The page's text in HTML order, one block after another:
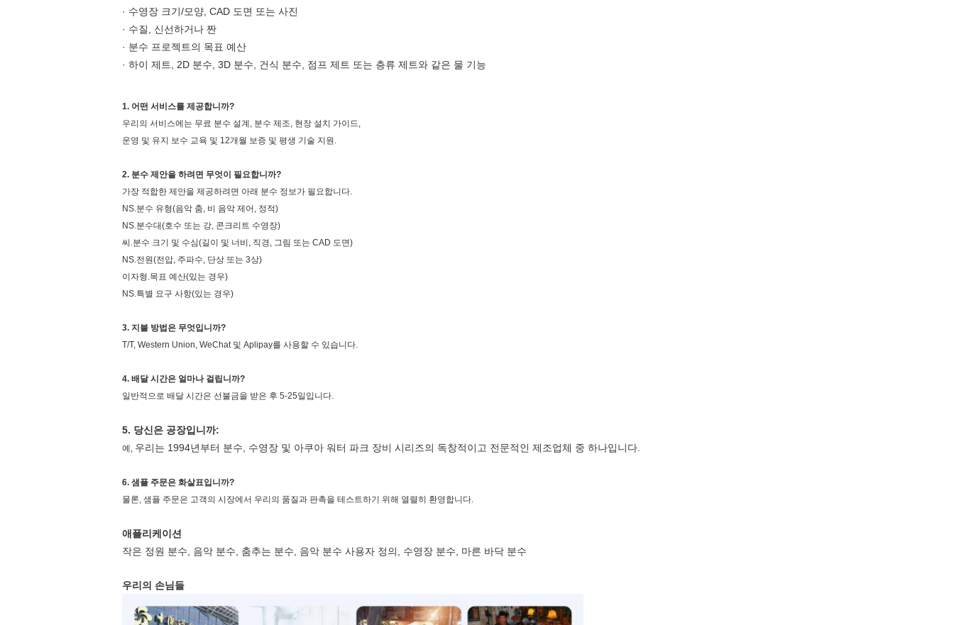
· 수영장 크기/모양, CAD 도면 또는 사진
· 수질, 신선하거나 짠
· 분수 프로젝트의 목표 예산
· 하이 제트, 2D 분수, 3D 분수, 건식 분수, 점프 제트 또는 층류 제트와 같은 물 기능
1. 어떤 서비스를 제공합니까?
우리의 서비스에는 무료 분수 설계, 분수 제조, 현장 설치 가이드,
운영 및 유지 보수 교육 및 12개월 보증 및 평생 기술 지원.
2. 분수 제안을 하려면 무엇이 필요합니까?
가장 적합한 제안을 제공하려면 아래 분수 정보가 필요합니다.
NS.분수 유형(음악 춤, 비 음악 제어, 정적)
NS.분수대(호수 또는 강, 콘크리트 수영장)
씨.분수 크기 및 수심(길이 및 너비, 직경, 그림 또는 CAD 도면)
NS.전원(전압, 주파수, 단상 또는 3상)
이자형.목표 예산(있는 경우)
NS.특별 요구 사항(있는 경우)
3. 지불 방법은 무엇입니까?
T/T, Western Union, WeChat 및 Aplipay를 사용할 수 있습니다.
4. 배달 시간은 얼마나 걸립니까?
일반적으로 배달 시간은 선불금을 받은 후 5-25일입니다.
5. 당신은 공장입니까:
예, 우리는 1994년부터 분수, 수영장 및 아쿠아 워터 파크 장비 시리즈의 독창적이고 전문적인 제조업체 중 하나입니다.
6. 샘플 주문은 화살표입니까?
물론, 샘플 주문은 고객의 시장에서 우리의 품질과 판촉을 테스트하기 위해 열렬히 환영합니다.
애플리케이션
작은 정원 분수, 음악 분수, 춤추는 분수, 음악 분수 사용자 정의, 수영장 분수, 마른 바닥 분수
우리의 손님들